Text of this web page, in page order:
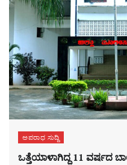
ಅಪರಾಧ ಸುದ್ದಿ
ಒತ್ತೆಯಾಳಾಗಿದ್ದ 11 ವರ್ಷದ